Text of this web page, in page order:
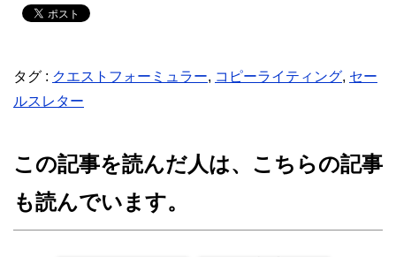
タグ : クエストフォーミュラー, コピーライティング, セー
ルスレター
この記事を読んだ人は、こちらの記事
も読んでいます。